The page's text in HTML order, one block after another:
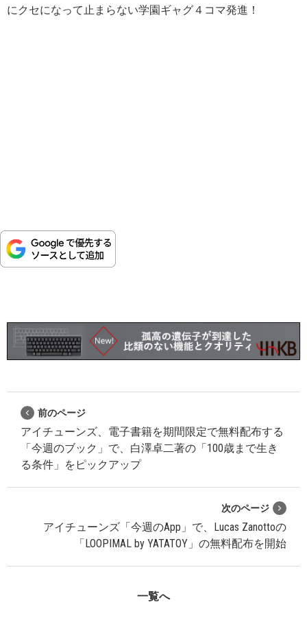
にクセになって止まらない学園ギャグ４コマ発進！
前のページ
アイチューンズ、電子書籍を期間限定で無料配布する
「今週のブック」で、白澤卓二著の「100歳まで生き
る条件」をピックアップ
次のページ
アイチューンズ「今週のApp」で、Lucas Zanottoの
「LOOPIMAL by YATATOY」の無料配布を開始
一覧へ